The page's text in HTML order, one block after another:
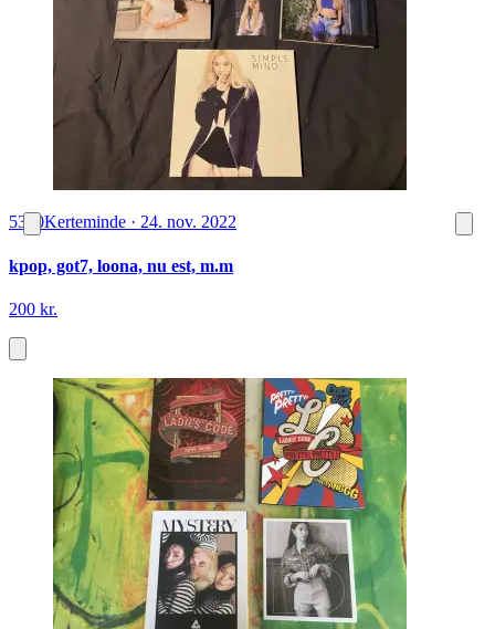
5300Kerteminde · 24. nov. 2022
kpop, got7, loona, nu est, m.m
200 kr.